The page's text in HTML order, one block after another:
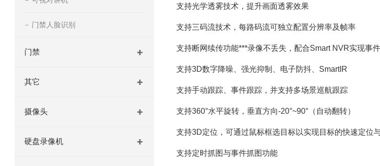
门禁人脸识别
门禁
其它
摄像头
硬盘录像机
支持光学透雾技术，提升画面透雾效果
支持三码流技术，每路码流可独立配置分辨率及帧率
支持断网续传功能***录像不丢失，配合Smart NVR实现事
支持3D数字降噪、强光抑制、电子防抖、SmartIR
支持手动跟踪、事件跟踪，并支持多场景巡航跟踪
支持360°水平旋转，垂直方向-20°~90°（自动翻转）
支持3D定位，可通过鼠标框选目标以实现目标的快速定位
支持定时抓图与事件抓图功能